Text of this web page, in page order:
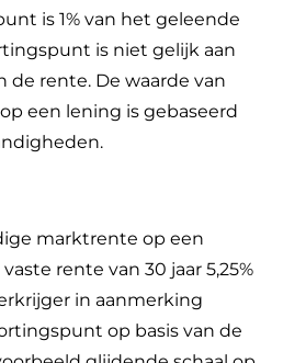
is 1% van het geleende
is niet gelijk aan
de rente. De waarde van
een lening is gebaseerd
marktrente op een
rente van 30 jaar 5,25%
in aanmerking
op basis van de